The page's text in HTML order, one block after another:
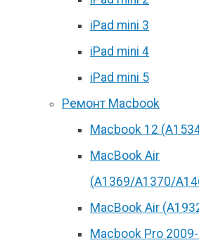
iPad mini 3
iPad mini 4
iPad mini 5
Ремонт Macbook
Macbook 12
MacBook Air
(A1369/A1370/
MacBook Air
Macbook Pro